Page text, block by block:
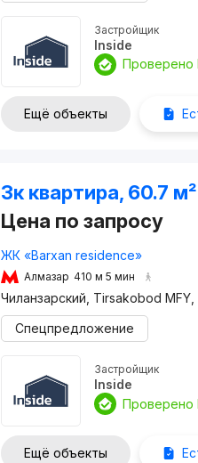
Застройщик
Inside
Проверено
Ещё объекты
3к квартира, 60.7 м²
Цена по запросу
ЖК «Barxan residence»
Алмазар 410 м 5 мин
Чиланзарский, Tirsakobod
Спецпредложение
Застройщик
Inside
Проверено
Ещё объекты